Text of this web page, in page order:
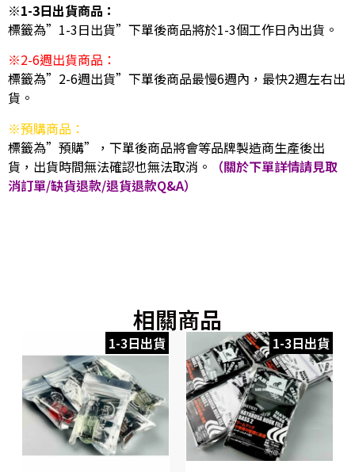
※1-3日出貨商品：
標籤為”1-3日出貨”下單後商品將於1-3個工作日內出貨。
※2-6週出貨商品：
標籤為”2-6週出貨”下單後商品最慢6週內，最快2週左右出
貨。
※預購商品：
標籤為”預購”，下單後商品將會等品牌製造商生產後出
貨，出貨時間無法確認也無法取消。
（關於下單詳情請見取
消訂單/缺貨退款/退貨退款Q&A）
相關商品
1-3日出貨 1-3日出貨